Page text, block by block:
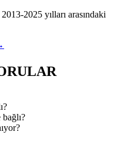
2013-2025 yılları arasındaki